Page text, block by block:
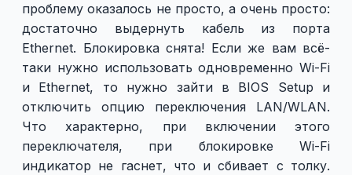
проблему оказалось не просто, а очень просто:
достаточно выдернуть кабель из порта
Ethernet. Блокировка снята! Если же вам всё-
таки нужно использовать одновременно Wi-Fi
и Ethernet, то нужно зайти в BIOS Setup и
отключить опцию переключения LAN/WLAN.
Что характерно, при включении этого
переключателя, при блокировке Wi-Fi
индикатор не гаснет, что и сбивает с толку.